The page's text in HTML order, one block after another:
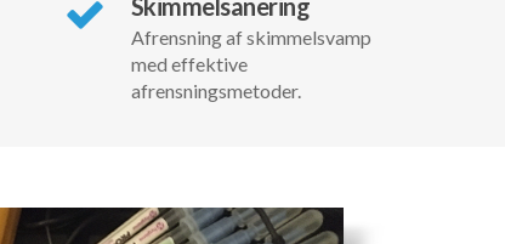
Skimmelsanering
Afrensning af skimmelsvamp
med effektive
afrensningsmetoder.